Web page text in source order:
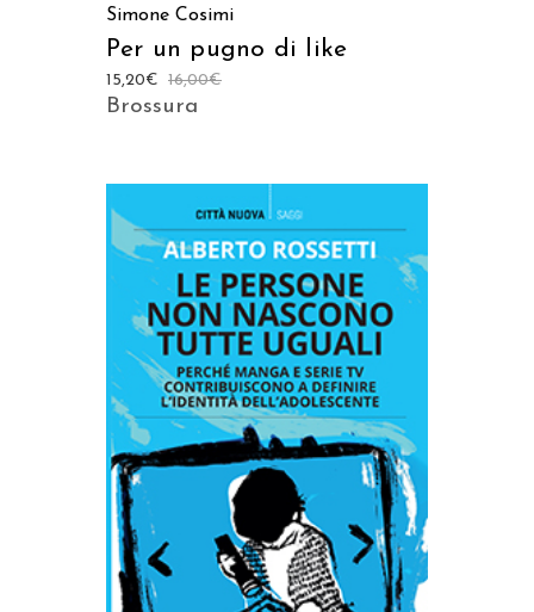
Simone Cosimi
Per un pugno di like
16,00€
15,20€
Brossura
AGGIUNGI AL CARRELLO